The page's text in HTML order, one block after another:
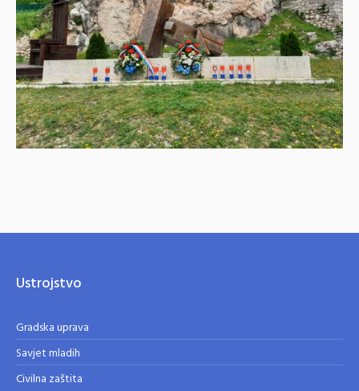
Ustrojstvo
Gradska uprava
Savjet mladih
Civilna zaštita